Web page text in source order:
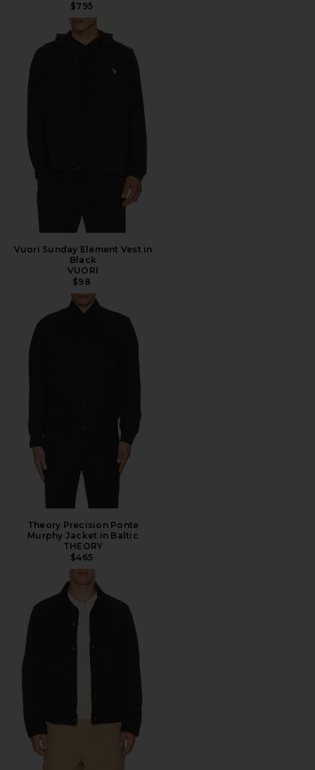
$795
Vuori Sunday Element Vest in
Black
VUORI
$98
Theory Precision Ponte
Murphy Jacket in Baltic
THEORY
$465